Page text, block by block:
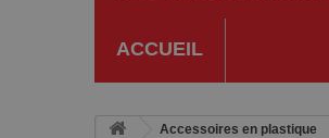
ACCUEIL
Accessoires en plastique